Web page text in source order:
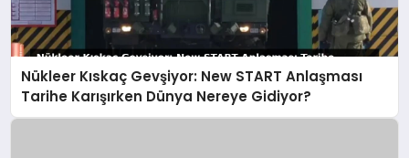
Nükleer Kıskaç Gevşiyor: New START Anlaşması
Tarihe Karışırken Dünya Nereye Gidiyor?